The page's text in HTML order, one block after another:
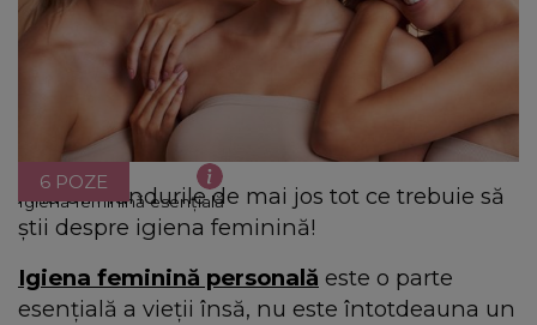
Igiena feminină esențială
6 POZE
Află din rândurile de mai jos tot ce trebuie să
știi despre igiena feminină!
Igiena feminină personală este o parte
esențială a vieții însă, nu este întotdeauna un